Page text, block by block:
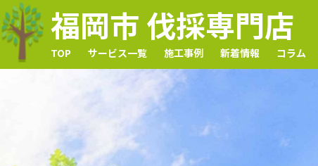
福岡市 伐採専門店
TOP サービス一覧 施工事例 新着情報 コラム